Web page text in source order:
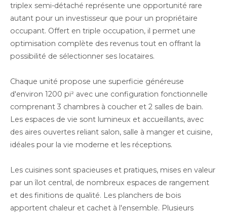
triplex semi-détaché représente une opportunité rare
autant pour un investisseur que pour un propriétaire
occupant. Offert en triple occupation, il permet une
optimisation complète des revenus tout en offrant la
possibilité de sélectionner ses locataires.
Chaque unité propose une superficie généreuse
d'environ 1200 pi² avec une configuration fonctionnelle
comprenant 3 chambres à coucher et 2 salles de bain.
Les espaces de vie sont lumineux et accueillants, avec
des aires ouvertes reliant salon, salle à manger et cuisine,
idéales pour la vie moderne et les réceptions.
Les cuisines sont spacieuses et pratiques, mises en valeur
par un îlot central, de nombreux espaces de rangement
et des finitions de qualité. Les planchers de bois
apportent chaleur et cachet à l'ensemble. Plusieurs